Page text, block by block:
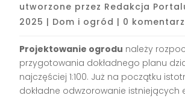
utworzone przez Redakcja
2025 | Dom i ogród | 0
Projektowanie ogrodu należy
przygotowania dokładnego planu
najczęściej 1:100. Już na początku
dokładne odwzorowanie istniejących